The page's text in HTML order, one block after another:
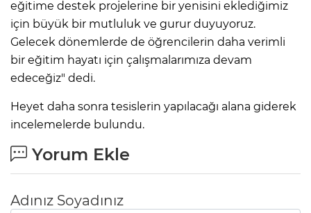
eğitime destek projelerine bir yenisini eklediğimiz
için büyük bir mutluluk ve gurur duyuyoruz.
Gelecek dönemlerde de öğrencilerin daha verimli
bir eğitim hayatı için çalışmalarımıza devam
edeceğiz" dedi.
Heyet daha sonra tesislerin yapılacağı alana giderek
incelemelerde bulundu.
Yorum Ekle
Adınız Soyadınız